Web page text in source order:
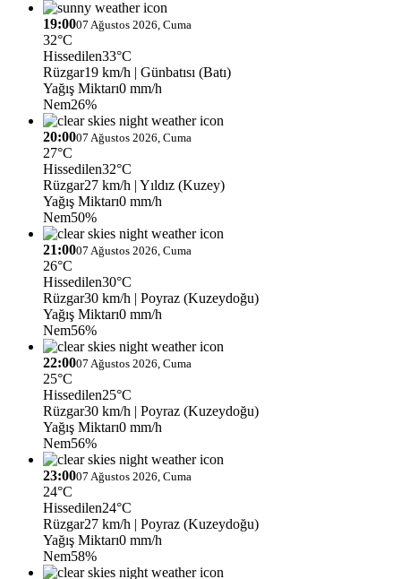
19:0007 Ağustos 2026, Cuma
32°C
Hissedilen33°C
Rüzgar19 km/h | Günbatısı (Batı)
Yağış Miktarı0 mm/h
Nem26%
20:0007 Ağustos 2026, Cuma
27°C
Hissedilen32°C
Rüzgar27 km/h | Yıldız (Kuzey)
Yağış Miktarı0 mm/h
Nem50%
21:0007 Ağustos 2026, Cuma
26°C
Hissedilen30°C
Rüzgar30 km/h | Poyraz (Kuzeydoğu)
Yağış Miktarı0 mm/h
Nem56%
22:0007 Ağustos 2026, Cuma
25°C
Hissedilen25°C
Rüzgar30 km/h | Poyraz (Kuzeydoğu)
Yağış Miktarı0 mm/h
Nem56%
23:0007 Ağustos 2026, Cuma
24°C
Hissedilen24°C
Rüzgar27 km/h | Poyraz (Kuzeydoğu)
Yağış Miktarı0 mm/h
Nem58%